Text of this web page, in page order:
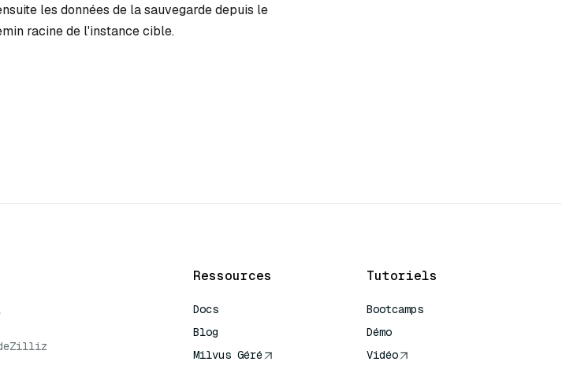
les données de la sauvegarde depuis le
racine de l'instance cible.
Zilliz
Ressources
Docs
Blog
Milvus Géré
Tutoriels
Bootcamps
Démo
Vidéo